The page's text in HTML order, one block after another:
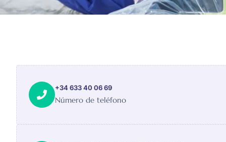
+34 633 40 06 69
Número de teléfono